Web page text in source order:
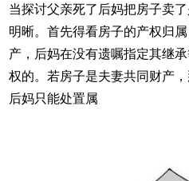
当探讨父亲死了后妈把房子卖
明晰。首先得看房子的产权归
产，后妈在没有遗嘱指定其继
权的。若房子是夫妻共同财产
后妈只能处置属